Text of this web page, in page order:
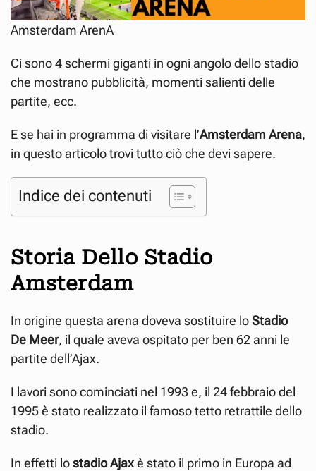
Amsterdam ArenA
Ci sono 4 schermi giganti in ogni angolo dello stadio
che mostrano pubblicità, momenti salienti delle
partite, ecc.
E se hai in programma di visitare l’Amsterdam Arena,
in questo articolo trovi tutto ciò che devi sapere.
Indice dei contenuti
Storia Dello Stadio
Amsterdam
In origine questa arena doveva sostituire loStadio
De Meer, il quale aveva ospitato per ben 62 anni le
partite dell’Ajax.
I lavori sono cominciati nel 1993 e, il 24 febbraio del
1995 è stato realizzato il famoso tetto retrattile dello
stadio.
In effetti lostadio Ajaxè stato il primo in Europa ad